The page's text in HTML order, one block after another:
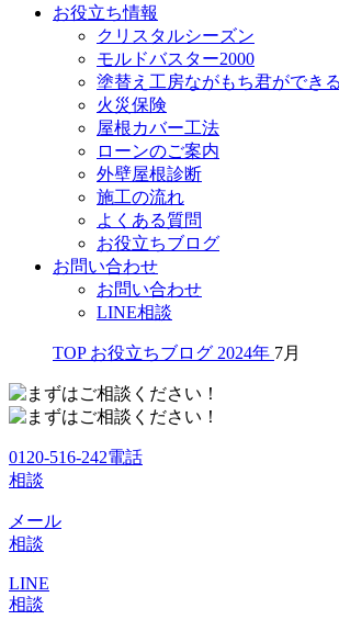
お役立ち情報
クリスタルシーズン
モルドバスター2000
塗替え工房ながもち君ができ
火災保険
屋根カバー工法
ローンのご案内
外壁屋根診断
施工の流れ
よくある質問
お役立ちブログ
お問い合わせ
お問い合わせ
LINE相談
TOP お役立ちブログ 2024年 7月
0120-516-242電話
相談
メール
相談
LINE
相談